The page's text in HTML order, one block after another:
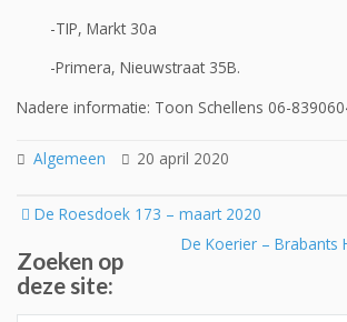
-TIP, Markt 30a
-Primera, Nieuwstraat 35B.
Nadere informatie: Toon Schellens 06-
Algemeen 20 april 2020
Post
De Roesdoek 173 – maart 2020
De Koerier – Brabants
Zoeken op
deze site: